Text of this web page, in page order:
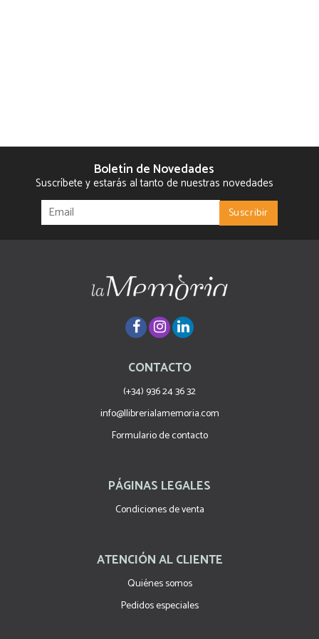
Boletín de Novedades
Suscríbete y estarás al tanto de nuestras novedades
CONTACTO
(+34) 936 24 36 32
info@llibrerialamemoria.com
Formulario de contacto
PÁGINAS LEGALES
Condiciones de venta
ATENCIÓN AL CLIENTE
Quiénes somos
Pedidos especiales